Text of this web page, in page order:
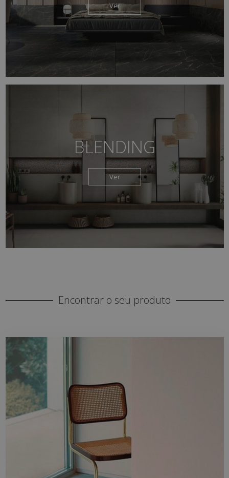
Ver
BLENDING
Ver
Encontrar o seu produto
AMBIENTE
Casas de banho, cozinhas, salas,
exteriores...